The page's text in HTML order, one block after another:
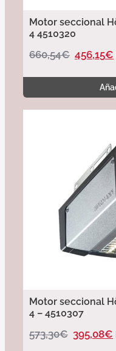
Motor seccional
4 4510320
660,54€ 456,15€
Motor seccional
4 – 4510307
573,30€ 395,08€